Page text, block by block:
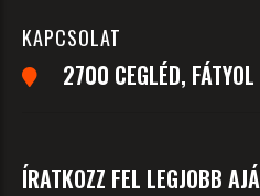
KAPCSOLAT
2700 CEGLÉD,
ÍRATKOZZ FEL LEGJOBB